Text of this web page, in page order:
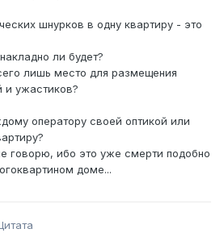
шнурков в одну квартиру - это
ли будет?
лишь место для размещения
ужастиков?
оператору своей оптикой или
говорю, ибо это уже смерти подобно
доме...